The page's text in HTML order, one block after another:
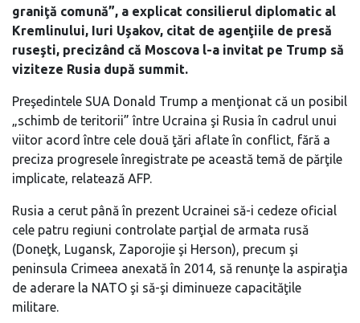
graniţă comună”, a explicat consilierul diplomatic al
Kremlinului, Iuri Uşakov, citat de agenţiile de presă
ruseşti, precizând că Moscova l-a invitat pe Trump să
viziteze Rusia după summit.
Preşedintele SUA Donald Trump a menţionat că un posibil
„schimb de teritorii” între Ucraina şi Rusia în cadrul unui
viitor acord între cele două ţări aflate în conflict, fără a
preciza progresele înregistrate pe această temă de părţile
implicate, relatează AFP.
Rusia a cerut până în prezent Ucrainei să-i cedeze oficial
cele patru regiuni controlate parţial de armata rusă
(Doneţk, Lugansk, Zaporojie şi Herson), precum şi
peninsula Crimeea anexată în 2014, să renunţe la aspiraţia
de aderare la NATO şi să-şi diminueze capacităţile
militare.